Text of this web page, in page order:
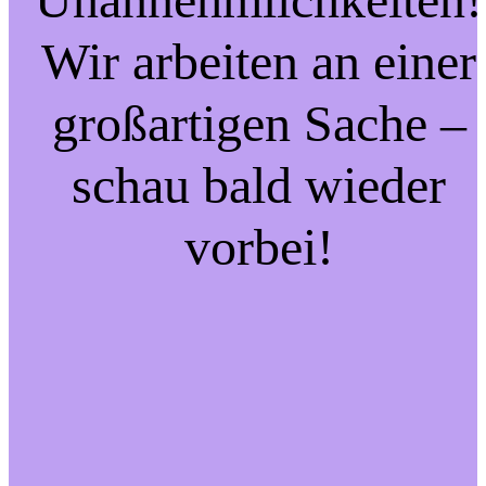
Wir arbeiten an einer
großartigen Sache –
schau bald wieder
vorbei!